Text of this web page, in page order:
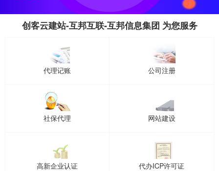
创客云建站-互邦互联-互邦信息集团 为您服务
代理记账 公司注册
社保代理 网站建设
高新企业认证 代办ICP许可证